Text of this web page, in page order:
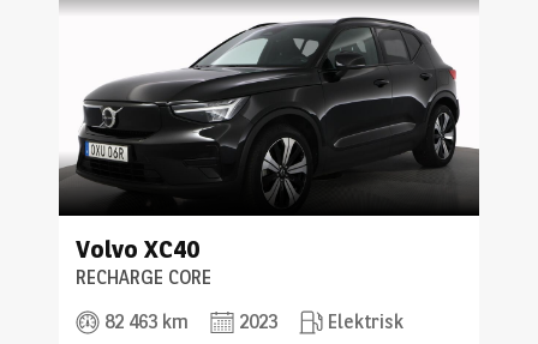
Volvo XC40
RECHARGE CORE
82 463 km
2023
Elektrisk